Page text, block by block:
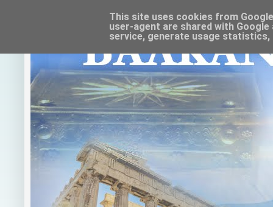
This site uses cookies from
user-agent are shared with
service, generate usage statistics,